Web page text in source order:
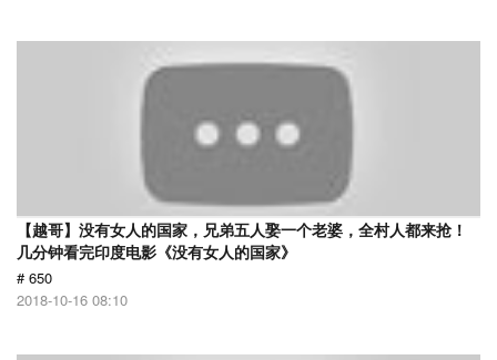
【越哥】没有女人的国家，兄弟五人娶一个老婆，全村人都来抢！
几分钟看完印度电影《没有女人的国家》
# 650
2018-10-16 08:10